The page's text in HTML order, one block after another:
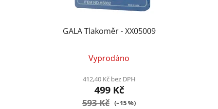
GALA Tlakoměr - XX05009
hodnocení
produktu
je
5,0
Vyprodáno
412,40 Kč bez DPH
499 Kč
593 Kč (–15 %)